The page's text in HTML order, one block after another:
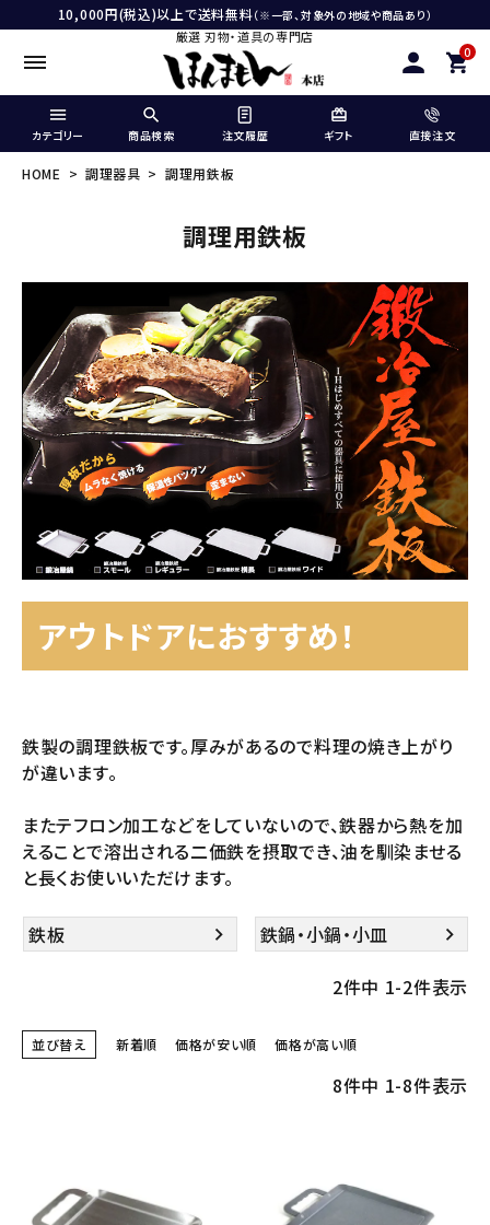
10,000円(税込)以上で送料無料（※一部、対象外の地域や商品あり）
厳選 刃物・道具の専門店
0
カテゴリー 商品検索 注文履歴 ギフト 直接注文
HOME 調理器具 調理用鉄板
調理用鉄板
アウトドアにおすすめ！
鉄製の調理鉄板です。厚みがあるので料理の焼き上がり
が違います。
またテフロン加工などをしていないので、鉄器から熱を加
えることで溶出される二価鉄を摂取でき、油を馴染ませる
と長くお使いいただけます。
鉄板
鉄鍋・小鍋・小皿
2件中 1-2件表示
並び替え 新着順 価格が安い順 価格が高い順
8件中 1-8件表示